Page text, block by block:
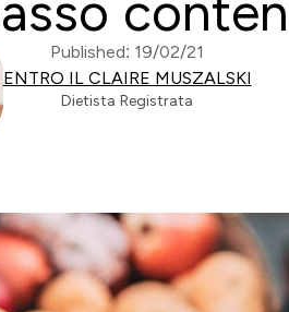
Published: 19/02/21
ENTRO IL CLAIRE MUSZALSKI
Dietista Registrata